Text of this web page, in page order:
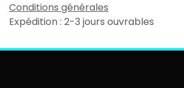
Conditions générales
Expédition : 2-3 jours ouvrables